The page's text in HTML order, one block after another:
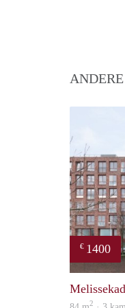
€ 1400
2